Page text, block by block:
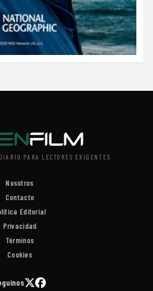
PARA LECTORES EXIGENTES
Nosotros
Contacto
Editorial
Privacidad
Términos
Cookies